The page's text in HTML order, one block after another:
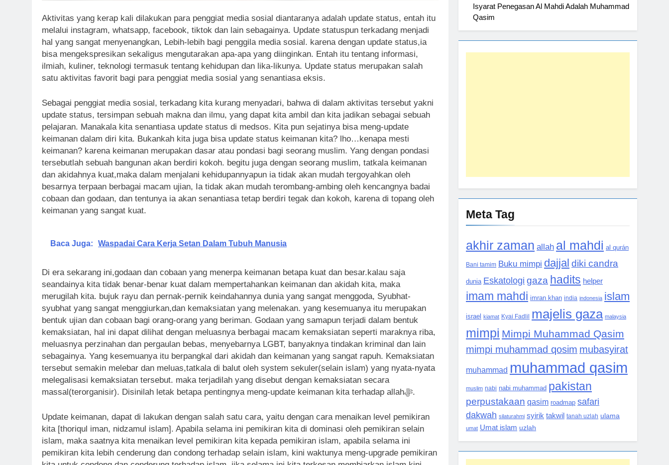
Aktivitas yang kerap kali dilakukan para penggiat media sosial diantaranya adalah update status, entah itu
melalui instagram, whatsapp, facebook, tiktok dan lain sebagainya. Update statuspun terkadang menjadi
hal yang sangat menyenangkan, Lebih-lebih bagi penggila media sosial. karena dengan update status,ia
bisa mengekspresikan sekaligus mengutarakan apa-apa yang diinginkan. Entah itu tentang informasi,
ilmiah, kuliner, teknologi termasuk tentang kehidupan dan lika-likunya. Update status merupakan salah
satu aktivitas favorit bagi para penggiat media sosial yang senantiasa eksis.
Sebagai penggiat media sosial, terkadang kita kurang menyadari, bahwa di dalam aktivitas tersebut yakni
update status, tersimpan sebuah makna dan ilmu, yang dapat kita ambil dan kita jadikan sebagai sebuah
pelajaran. Manakala kita senantiasa update status di medsos. Kita pun sejatinya bisa meng-update
keimanan dalam diri kita. Bukankah kita juga bisa update status keimanan kita? lho…kenapa mesti
keimanan? karena keimanan merupakan dasar atau pondasi bagi seorang muslim. Yang dengan pondasi
tersebutlah sebuah bangunan akan berdiri kokoh. begitu juga dengan seorang muslim, tatkala keimanan
dan akidahnya kuat,maka dalam menjalani kehidupannyapun ia tidak akan mudah tergoyahkan oleh
besarnya terpaan berbagai macam ujian, Ia tidak akan mudah terombang-ambing oleh kencangnya badai
cobaan dan godaan, dan tentunya ia akan senantiasa tetap berdiri tegak dan kokoh, karena di topang oleh
keimanan yang sangat kuat.
Baca Juga: Waspadai Cara Kerja Setan Dalam Tubuh Manusia
Di era sekarang ini,godaan dan cobaan yang menerpa keimanan betapa kuat dan besar.kalau saja
seandainya kita tidak benar-benar kuat dalam mempertahankan keimanan dan akidah kita, maka
merugilah kita. bujuk rayu dan pernak-pernik keindahannya dunia yang sangat menggoda, Syubhat-
syubhat yang sangat menggiurkan,dan kemaksiatan yang melenakan. yang kesemuanya itu merupakan
bentuk ujian dan cobaan bagi orang-orang yang beriman. Godaan yang samapun terjadi dalam bentuk
kemaksiatan, hal ini dapat dilihat dengan meluasnya berbagai macam kemaksiatan seperti maraknya riba,
meluasnya perzinahan dan pergaulan bebas, menyebarnya LGBT, banyaknya tindakan kriminal dan lain
sebagainya. Yang kesemuanya itu berpangkal dari akidah dan keimanan yang sangat rapuh. Kemaksiatan
tersebut semakin melebar dan meluas,tatkala di balut oleh system sekuler(selain islam) yang nyata-nyata
melegalisasi kemaksiatan tersebut. maka terjadilah yang disebut dengan kemaksiatan secara
massal(terorganisir). Disinilah letak betapa pentingnya meng-update keimanan kita terhadap allahﷻ.
Update keimanan, dapat di lakukan dengan salah satu cara, yaitu dengan cara menaikan level pemikiran
kita [thoriqul iman, nidzamul islam]. Apabila selama ini pemikiran kita di dominasi oleh pemikiran selain
islam, maka saatnya kita menaikan level pemikiran kita kepada pemikiran islam, apabila selama ini
pemikiran kita lebih cenderung dan condong terhadap selain islam, kini waktunya meng-upgrade pemikiran
Isyarat Penegasan Al Mahdi Adalah Muhammad
Qasim
Meta Tag
akhir zaman allah al mahdi al qurán
Bani tamim Buku mimpi dajjal diki candra
dunia Eskatologi gaza hadits helper
imam mahdi imran khan india indonesia islam
israel kiamat Kyai Fadlil majelis gaza malaysia
mimpi Mimpi Muhammad Qasim
mimpi muhammad qosim mubasyirat
muhammad muhammad qasim
muslim nabi nabi muhammad pakistan
perpustakaan qasim roadmap safari
dakwah silaturahmi syirik takwil tanah uzlah ulama
umat Umat islam uzlah